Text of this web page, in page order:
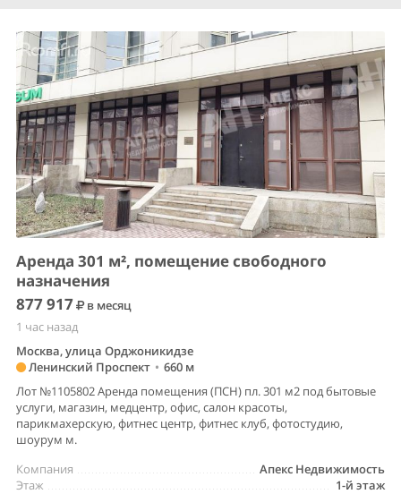
Аренда 301 м², помещение свободного
назначения
877 917
в месяц
1 час назад
Москва, улица Орджоникидзе
Ленинский Проспект • 660 м
Лот №1105802 Аренда помещения (ПСН) пл. 301 м2 под бытовые
услуги, магазин, медцентр, офис, салон красоты,
парикмахерскую, фитнес центр, фитнес клуб, фотостудию,
шоурум м.
Апекс Недвижимость
Компания
1-й этаж
Этаж